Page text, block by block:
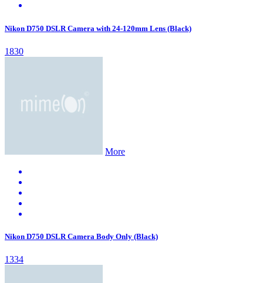
Nikon D750 DSLR Camera with 24-120mm Lens (Black)
1830
More
Nikon D750 DSLR Camera Body Only (Black)
1334